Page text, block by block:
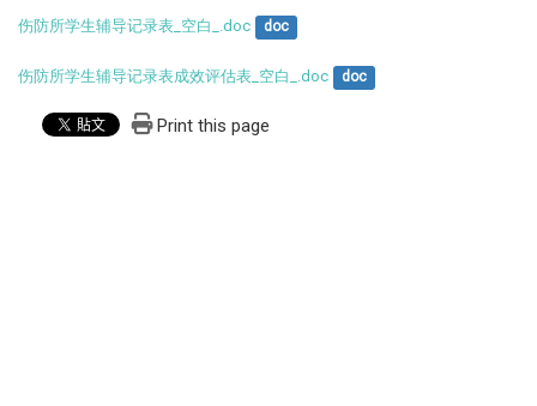
伤防所学生辅导记录表_空白_.doc doc
伤防所学生辅导记录表成效评估表_空白_.doc doc
Print this page